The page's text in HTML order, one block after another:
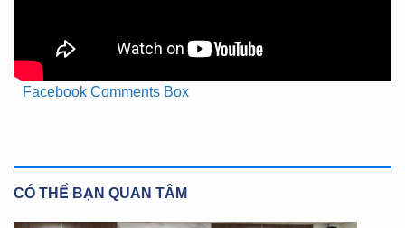
Facebook Comments Box
CÓ THỂ BẠN QUAN TÂM